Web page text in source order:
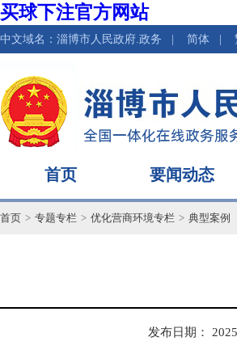
买球下注官方网站
中文域名：淄博市人民政府.政务 简体
首页 要闻动态
首页 > 专题专栏 > 优化营商环境专栏 > 典型案例
发布日期：